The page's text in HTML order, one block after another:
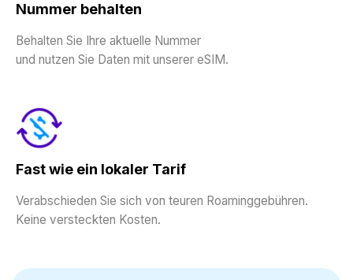
Nummer behalten
Behalten Sie Ihre aktuelle Nummer
und nutzen Sie Daten mit unserer eSIM.
Fast wie ein lokaler Tarif
Verabschieden Sie sich von teuren Roaminggebühren.
Keine versteckten Kosten.